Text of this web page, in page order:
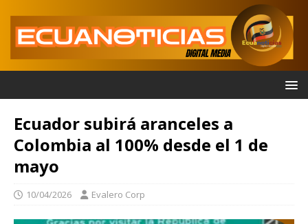
Ecuador subirá aranceles a
Colombia al 100% desde el 1 de
mayo
10/04/2026 Evalero Corp